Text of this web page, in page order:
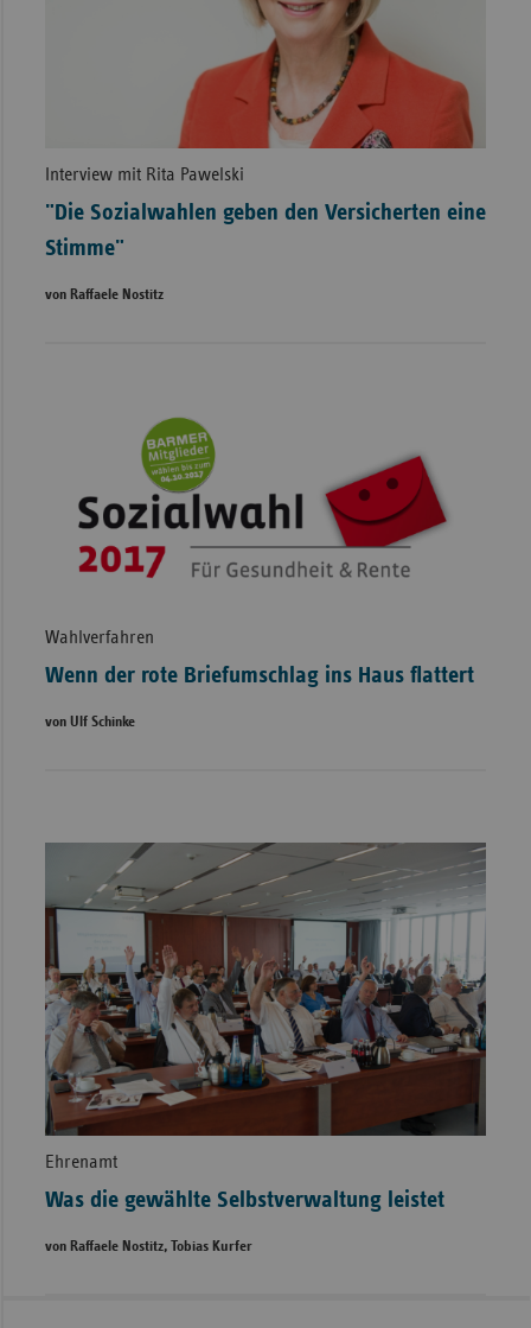
Interview mit Rita Pawelski
"Die Sozialwahlen geben den Versicherten eine
Stimme"
von Raffaele Nostitz
Wahlverfahren
Wenn der rote Briefumschlag ins Haus flattert
von Ulf Schinke
Ehrenamt
Was die gewählte Selbstverwaltung leistet
von Raffaele Nostitz, Tobias Kurfer